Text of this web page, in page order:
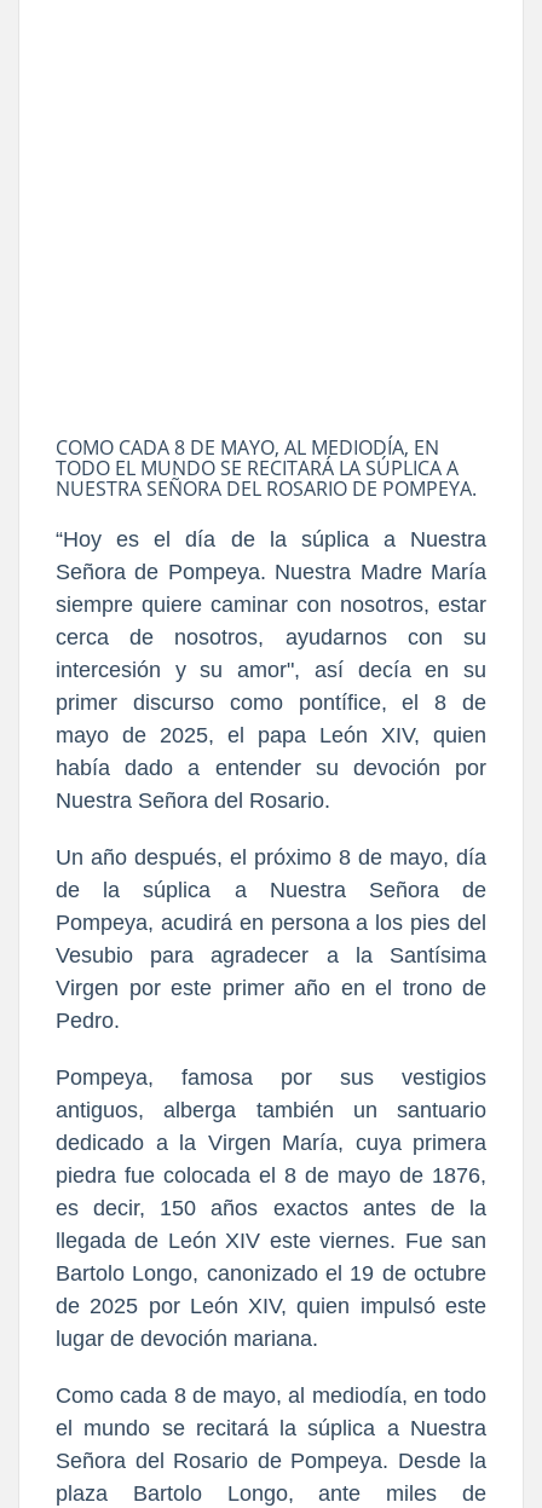
COMO CADA 8 DE MAYO, AL MEDIODÍA, EN
TODO EL MUNDO SE RECITARÁ LA SÚPLICA A
NUESTRA SEÑORA DEL ROSARIO DE POMPEYA.
“Hoy es el día de la súplica a Nuestra
Señora de Pompeya. Nuestra Madre María
siempre quiere caminar con nosotros, estar
cerca de nosotros, ayudarnos con su
intercesión y su amor", así decía en su
primer discurso como pontífice, el 8 de
mayo de 2025, el papa León XIV, quien
había dado a entender su devoción por
Nuestra Señora del Rosario.
Un año después, el próximo 8 de mayo, día
de la súplica a Nuestra Señora de
Pompeya, acudirá en persona a los pies del
Vesubio para agradecer a la Santísima
Virgen por este primer año en el trono de
Pedro.
Pompeya, famosa por sus vestigios
antiguos, alberga también un santuario
dedicado a la Virgen María, cuya primera
piedra fue colocada el 8 de mayo de 1876,
es decir, 150 años exactos antes de la
llegada de León XIV este viernes. Fue san
Bartolo Longo, canonizado el 19 de octubre
de 2025 por León XIV, quien impulsó este
lugar de devoción mariana.
Como cada 8 de mayo, al mediodía, en todo
el mundo se recitará la súplica a Nuestra
Señora del Rosario de Pompeya. Desde la
plaza Bartolo Longo, ante miles de